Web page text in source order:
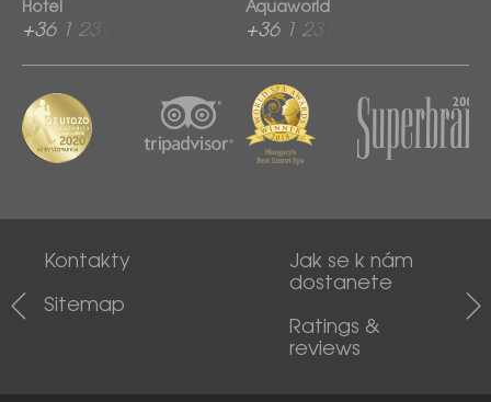
Hotel
+36 1 2313 600
Aquaworld
+36 1 2313 760
Kontakty
Sitemap
Jak se k nám
dostanete
Ratings &
reviews